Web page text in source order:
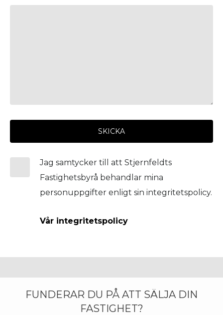
SKICKA
Jag samtycker till att Stjernfeldts
Fastighetsbyrå behandlar mina
personuppgifter enligt sin integritetspolicy.
Vår integritetspolicy
FUNDERAR DU PÅ ATT SÄLJA DIN
FASTIGHET?